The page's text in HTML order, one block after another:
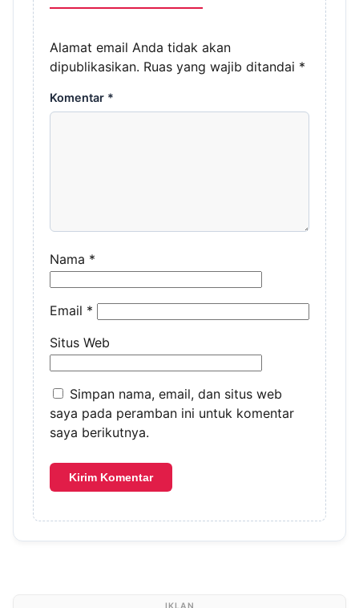
Alamat email Anda tidak akan
dipublikasikan. Ruas yang wajib ditandai *
Komentar *
Nama *
Email *
Situs Web
Simpan nama, email, dan situs web
saya pada peramban ini untuk komentar
saya berikutnya.